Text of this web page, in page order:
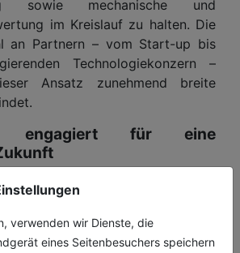
verwenden wir Dienste, die
eines Seitenbesuchers speichern
sowie mechanische und
im Kreislauf zu halten. Die
an Partnern – vom Start-up bis
Technologiekonzern –
Ansatz zunehmend breite
engagiert für eine
Reifenbranche. Die aktuellen
Innovation entsteht
unterschiedlicher Akteure.